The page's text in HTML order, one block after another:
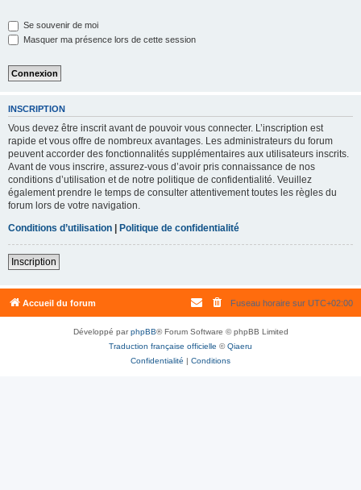
Se souvenir de moi
Masquer ma présence lors de cette session
INSCRIPTION
Vous devez être inscrit avant de pouvoir vous connecter. L’inscription est
rapide et vous offre de nombreux avantages. Les administrateurs du forum
peuvent accorder des fonctionnalités supplémentaires aux utilisateurs inscrits.
Avant de vous inscrire, assurez-vous d’avoir pris connaissance de nos
conditions d’utilisation et de notre politique de confidentialité. Veuillez
également prendre le temps de consulter attentivement toutes les règles du
forum lors de votre navigation.
Conditions d’utilisation | Politique de confidentialité
Inscription
Accueil du forum Fuseau horaire sur UTC+02:00
Développé parphpBB® Forum Software © phpBB Limited
Traduction française officielle ©Qiaeru
Confidentialité | Conditions